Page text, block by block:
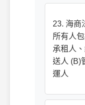
23. 海商
所有人
承租人
送人 (B)
運人